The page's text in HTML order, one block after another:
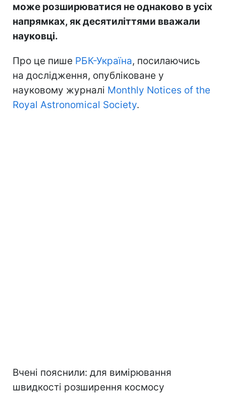
може розширюватися не однаково в усіх
напрямках, як десятиліттями вважали
науковці.
Про це пише РБК-Україна, посилаючись
на дослідження, опубліковане у
науковому журналі Monthly Notices of the
Royal Astronomical Society.
Вчені пояснили: для вимірювання
швидкості розширення космосу